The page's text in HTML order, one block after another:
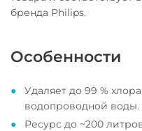
бренда Philips.
Особенности
Удаляет до 99 %
водопроводной воды.
Ресурс до ~200